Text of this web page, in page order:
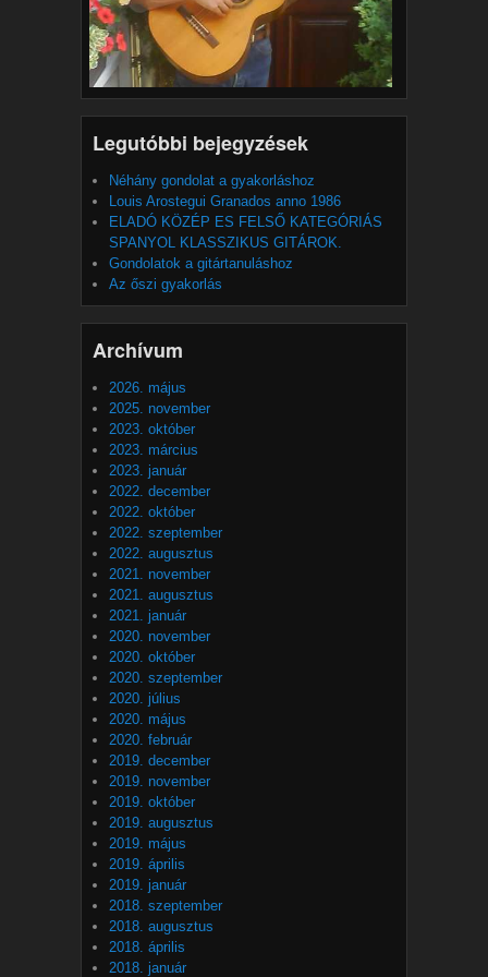
Legutóbbi bejegyzések
Néhány gondolat a gyakorláshoz
Louis Arostegui Granados anno 1986
ELADÓ KÖZÉP ES FELSŐ KATEGÓRIÁS
SPANYOL KLASSZIKUS GITÁROK.
Gondolatok a gitártanuláshoz
Az őszi gyakorlás
Archívum
2026. május
2025. november
2023. október
2023. március
2023. január
2022. december
2022. október
2022. szeptember
2022. augusztus
2021. november
2021. augusztus
2021. január
2020. november
2020. október
2020. szeptember
2020. július
2020. május
2020. február
2019. december
2019. november
2019. október
2019. augusztus
2019. május
2019. április
2019. január
2018. szeptember
2018. augusztus
2018. április
2018. január